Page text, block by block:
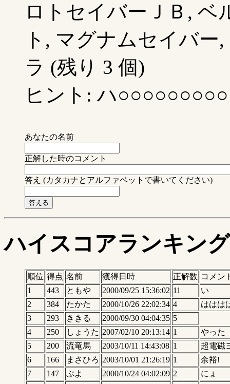
ロトセイバーＪＢ, ベ
ト, マグナムセイバ
ラ (残り 3 個)
ヒント: ハ
あなたの名前
正解した時のコメント
答え (カタカナとアルファベットで書いてください)
ハイスコアランキング
順位 得点 名前 獲得日時 正解数 コメン
1
443 ともや 2000/09/25 15:36:02 11
い
2
384 たかた 2000/10/26 22:02:34 4
ははは
3
293 ききる 2000/09/30 04:04:35 5
4
250 しょうた 2007/02/10 20:13:14 1
やった
5
200 流竜馬 2003/10/11 14:43:08 1
超電磁
6
166 まさひろ 2003/10/01 21:26:19 1
余裕!
7
147 ぷよ 2000/10/24 04:02:09 2
にょ